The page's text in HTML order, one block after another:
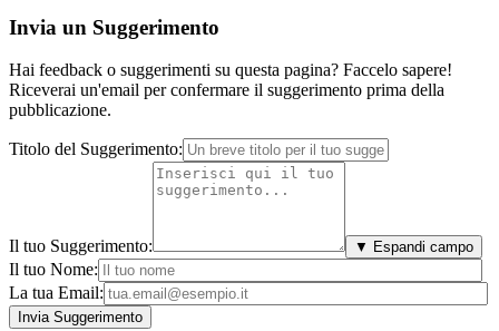
Invia un Suggerimento
Hai feedback o suggerimenti su questa pagina? Faccelo sapere!
Riceverai un'email per confermare il suggerimento prima della
pubblicazione.
Titolo del Suggerimento:
Il tuo Suggerimento: ▼ Espandi campo
Il tuo Nome:
La tua Email: